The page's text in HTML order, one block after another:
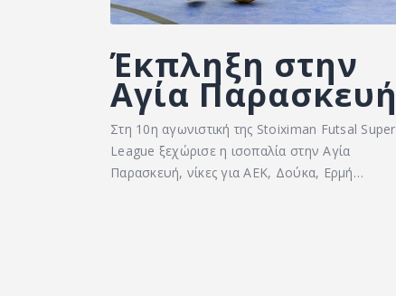
Έκπληξη στην
Αγία Παρασκευή
Στη 10η αγωνιστική της Stoiximan Futsal Super
League ξεχώρισε η ισοπαλία στην Αγία
Παρασκευή, νίκες για ΑΕΚ, Δούκα, Ερμή…